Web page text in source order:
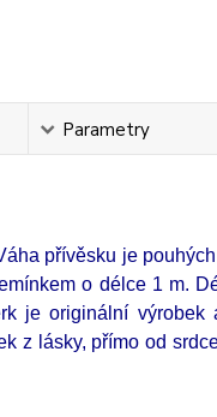
Parametry
přívěsku je
o délce 1 m.
je originální
z lásky, přímo od